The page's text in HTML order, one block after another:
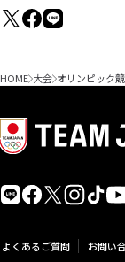
HOME 大会 オリンピック
よくあるご質問 お問い